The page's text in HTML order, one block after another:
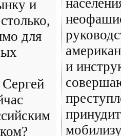
и
для
и